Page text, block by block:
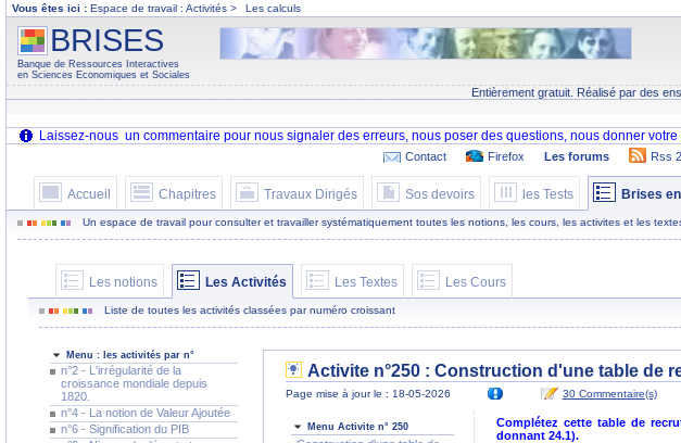
Vous êtes ici : Espace de travail : Activités > Les calculs
BRISES
Banque de Ressources Interactives
en Sciences Economiques et Sociales
Entièrement gratuit. Réalisé par des
Contact Firefox Les forums Rss
Accueil Chapitres Travaux Dirigés Sos devoirs les Tests Brises
Un espace de travail pour consulter et travailler systématiquement toutes les notions, les cours, les activites et les
Les notions Les Activités Les Textes Les Cours
Liste de toutes les activités classées par numéro croissant
Menu : les activités par n°
n°2 - L'irrégularité de la
croissance mondiale depuis
1820.
n°4 - La notion de Valeur Ajoutée
n°6 - Signification du PIB
Activite n°250 : Construction d'une table de
Page mise à jour le : 18-05-2026 30 Commentaire(s)
Menu Activite n° 250
Complétez cette table de
donnant 24.1).